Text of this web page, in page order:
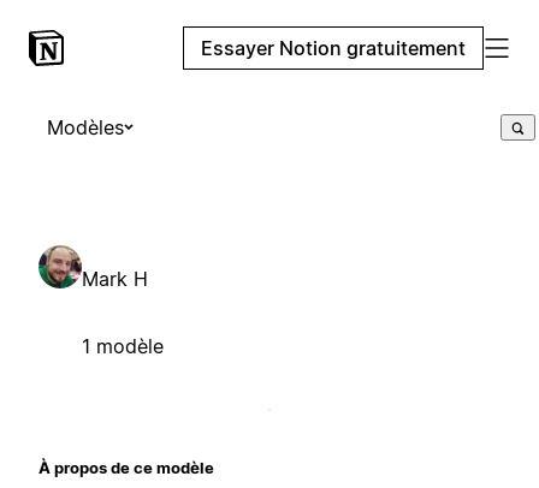
Essayer Notion gratuitement
Modèles
Mark H
1 modèle
À propos de ce modèle